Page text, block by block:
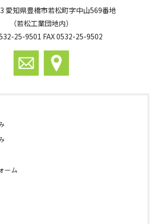
愛知県豊橋市若松町字中山569番地
（若松工業団地内）
25-9501 FAX 0532-25-9502
ーム